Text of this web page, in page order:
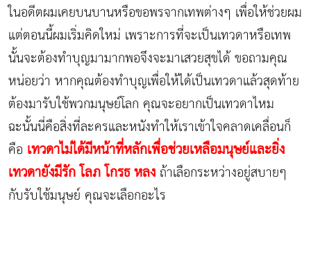
ในอดีตผมเคยบนบานหรือขอพรจากเทพต่างๆ เพื่อให้ช่วยผม
แต่ตอนนี้ผมเริ่มคิดใหม่ เพราะการที่จะเป็นเทวดาหรือเทพ
นั้นจะต้องทำบุญมามากพอจึงจะมาเสวยสุขได้ ขอถามคุณ
หน่อยว่า หากคุณต้องทำบุญเพื่อให้ได้เป็นเทวดาแล้วสุดท้าย
ต้องมารับใช้พวกมนุษย์โลก คุณจะอยากเป็นเทวดาไหม
ฉะนั้นนี่คือสิ่งที่ละครและหนังทำให้เราเข้าใจคลาดเคลื่อนก็
คือ เทวดาไม่ได้มีหน้าที่หลักเพื่อช่วยเหลือมนุษย์และยิ่ง
เทวดายังมีรัก โลภ โกรธ หลงถ้าเลือกระหว่างอยู่สบายๆ
กับรับใช้มนุษย์ คุณจะเลือกอะไร